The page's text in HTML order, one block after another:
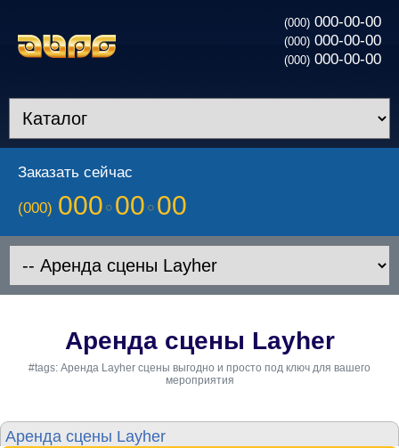
(000) 000-00-00
(000) 000-00-00
(000) 000-00-00
Заказать сейчас
(000) 000 00 00
Аренда сцены Layher
#tags: Аренда Layher сцены выгодно и просто под ключ для вашего
мероприятия
Аренда сцены Layher